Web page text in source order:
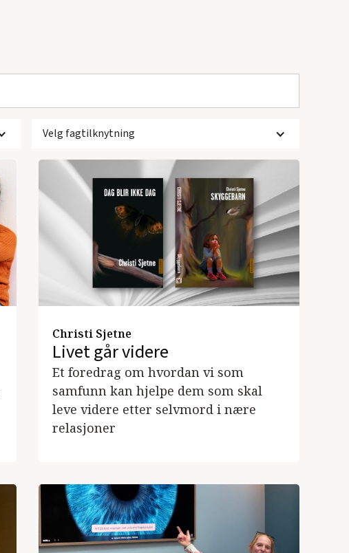
Velg fagtilknytning
Christi Sjetne
Livet går videre
Et foredrag om hvordan vi som
samfunn kan hjelpe dem som skal
leve videre etter selvmord i nære
relasjoner